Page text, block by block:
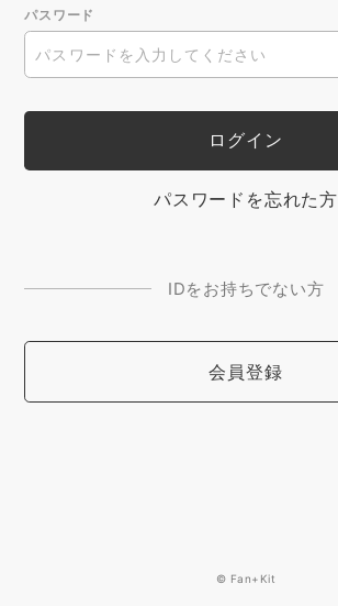
パスワード
パスワードを忘れた方
IDをお持ちでない方
会員登録
© Fan+Kit